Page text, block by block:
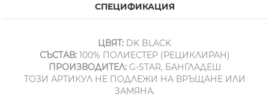
СПЕЦИФИКАЦИЯ
ЦВЯТ: DK BLACK
СЪСТАВ:100% ПОЛИЕСТЕР (РЕЦИКЛИРАН)
ПРОИЗВОДИТЕЛ:G-STAR, БАНГЛАДЕШ
ТОЗИ АРТИКУЛ НЕ ПОДЛЕЖИ НА ВРЪЩАНЕ ИЛИ
ЗАМЯНА.